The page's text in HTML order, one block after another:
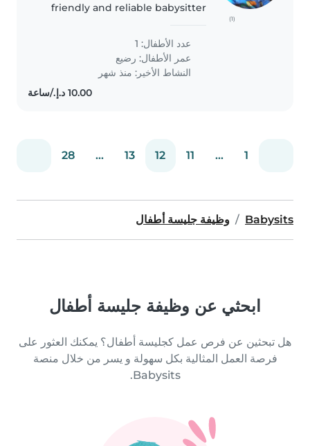
(1)
friendly and reliable babysitter
We need someone who is
comfortable with cooking and
can engage our little one, who
عدد الأطفال: 1
عمر الأطفال: رضيع
النشاط الأخير: منذ شهر
1
...
11
12
13
...
28
Babysits وظيفة جليسة أطفال
ابحثي عن وظيفة جليسة أطفال
هل تبحثين عن فرص عمل كجليسة أطفال؟ يمكنك العثور على
فرصة العمل المثالية بكل سهولة و يسر من خلال منصة
Babysits.